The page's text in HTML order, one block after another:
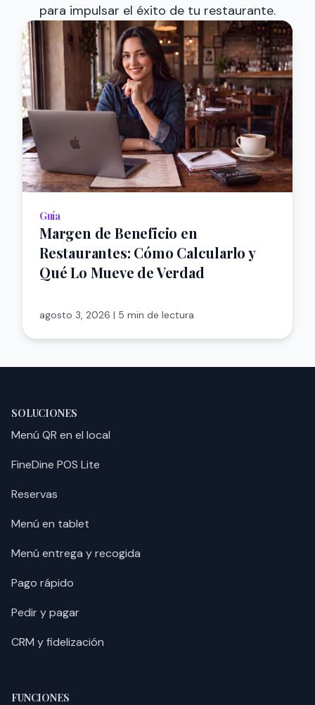
para impulsar el éxito de tu restaurante.
Guía
Margen de Beneficio en
Restaurantes: Cómo Calcularlo y
Qué Lo Mueve de Verdad
agosto 3, 2026 | 5 min de lectura
SOLUCIONES
Menú QR en el local
FineDine POS Lite
Reservas
Menú en tablet
Menú entrega y recogida
Pago rápido
Pedir y pagar
CRM y fidelización
FUNCIONES